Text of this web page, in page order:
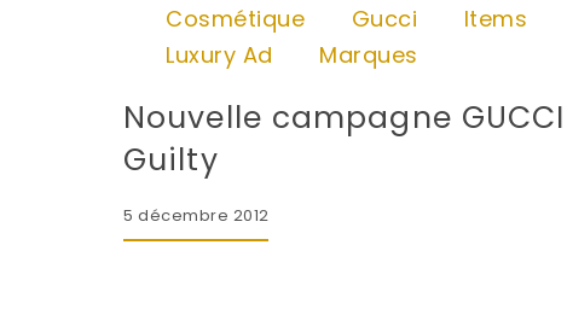
Cosmétique
Gucci
Items
Luxury Ad
Marques
Nouvelle campagne GUCCI
Guilty
5 décembre 2012